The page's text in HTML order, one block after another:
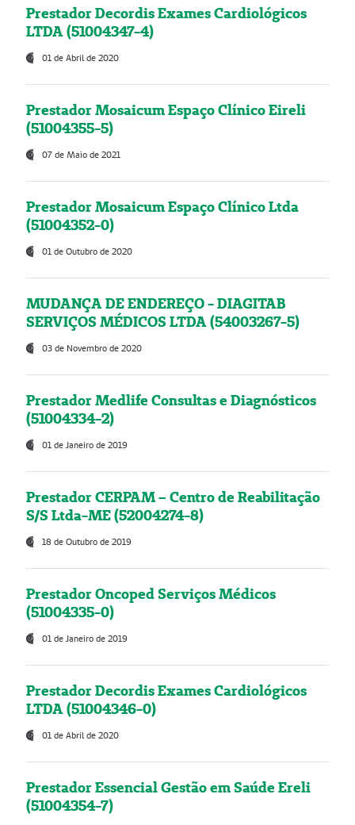
Prestador Decordis Exames Cardiológicos
LTDA (51004347-4)
01 de Abril de 2020
Prestador Mosaicum Espaço Clínico Eireli
(51004355-5)
07 de Maio de 2021
Prestador Mosaicum Espaço Clínico Ltda
(51004352-0)
01 de Outubro de 2020
MUDANÇA DE ENDEREÇO - DIAGITAB
SERVIÇOS MÉDICOS LTDA (54003267-5)
03 de Novembro de 2020
Prestador Medlife Consultas e Diagnósticos
(51004334-2)
01 de Janeiro de 2019
Prestador CERPAM – Centro de Reabilitação
S/S Ltda-ME (52004274-8)
18 de Outubro de 2019
Prestador Oncoped Serviços Médicos
(51004335-0)
01 de Janeiro de 2019
Prestador Decordis Exames Cardiológicos
LTDA (51004346-0)
01 de Abril de 2020
Prestador Essencial Gestão em Saúde Ereli
(51004354-7)